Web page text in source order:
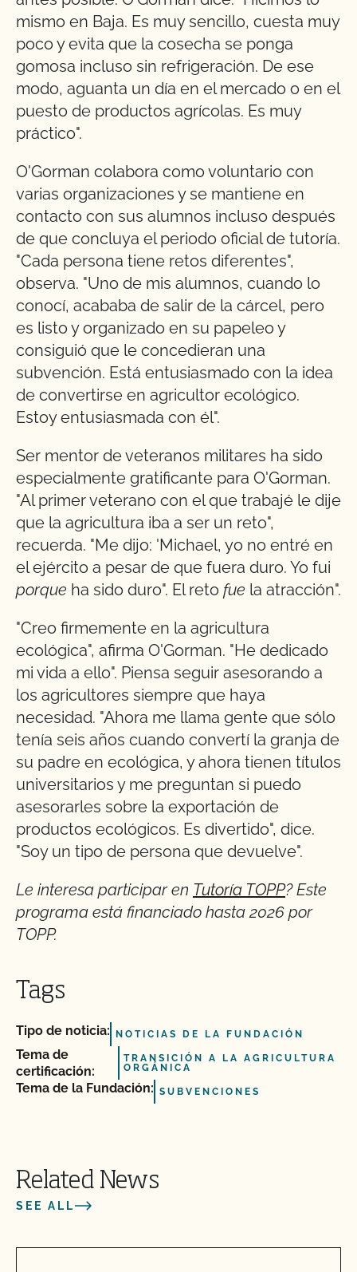
mismo en Baja. Es muy sencillo, cuesta muy
poco y evita que la cosecha se ponga
gomosa incluso sin refrigeración. De ese
modo, aguanta un día en el mercado o en el
puesto de productos agrícolas. Es muy
práctico".
O'Gorman colabora como voluntario con
varias organizaciones y se mantiene en
contacto con sus alumnos incluso después
de que concluya el periodo oficial de tutoría.
"Cada persona tiene retos diferentes",
observa. "Uno de mis alumnos, cuando lo
conocí, acababa de salir de la cárcel, pero
es listo y organizado en su papeleo y
consiguió que le concedieran una
subvención. Está entusiasmado con la idea
de convertirse en agricultor ecológico.
Estoy entusiasmada con él".
Ser mentor de veteranos militares ha sido
especialmente gratificante para O'Gorman.
"Al primer veterano con el que trabajé le dije
que la agricultura iba a ser un reto",
recuerda. "Me dijo: 'Michael, yo no entré en
el ejército a pesar de que fuera duro. Yo fui
porque ha sido duro". El reto fue la atracción".
"Creo firmemente en la agricultura
ecológica", afirma O'Gorman. "He dedicado
mi vida a ello". Piensa seguir asesorando a
los agricultores siempre que haya
necesidad. "Ahora me llama gente que sólo
tenía seis años cuando convertí la granja de
su padre en ecológica, y ahora tienen títulos
universitarios y me preguntan si puedo
asesorarles sobre la exportación de
productos ecológicos. Es divertido", dice.
"Soy un tipo de persona que devuelve".
Le interesa participar en Tutoría TOPP? Este
programa está financiado hasta 2026 por
TOPP.
Tags
Tipo de noticia: NOTICIAS DE LA FUNDACIÓN
Tema de
certificación:
TRANSICIÓN A LA AGRICULTURA
ORGÁNICA
Tema de la Fundación: SUBVENCIONES
Related News
SEE ALL